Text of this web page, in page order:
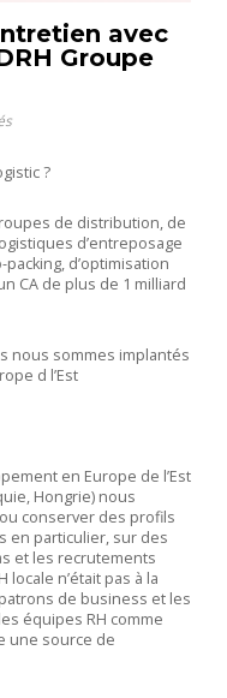
avec
Groupe
?
de distribution, de
d’entreposage
d’optimisation
CA de plus de 1 milliard
nous sommes implantés
d l’Est
en Europe de l’Est
Hongrie) nous
conserver des profils
en particulier, sur des
et les recrutements
locale n’était pas à la
de business et les
équipes RH comme
une source de